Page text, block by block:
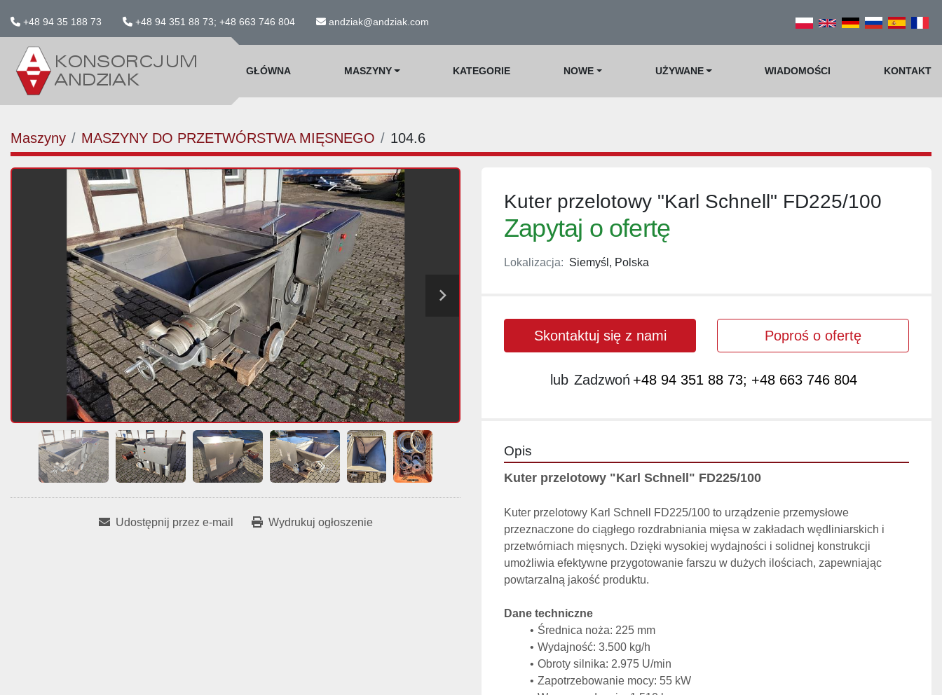
+48 94 35 188 73 +48 94 351 88 73; +48 663 746 804 andziak@andziak.com
GŁÓWNA MASZYNY KATEGORIE NOWE UŻYWANE WIADOMOŚCI KONTAKT
Maszyny MASZYNY DO PRZETWÓRSTWA MIĘSNEGO 104.6
Udostępnij przez e-mail Wydrukuj ogłoszenie
Kuter przelotowy "Karl Schnell" FD225/100
Zapytaj o ofertę
Lokalizacja: Siemyśl, Polska
Skontaktuj się z nami Poproś o ofertę
lub Zadzwoń +48 94 351 88 73; +48 663 746 804
Opis
Kuter przelotowy "Karl Schnell" FD225/100
Kuter przelotowy Karl Schnell FD225/100 to urządzenie przemysłowe
przeznaczone do ciągłego rozdrabniania mięsa w zakładach wędliniarskich i
przetwórniach mięsnych. Dzięki wysokiej wydajności i solidnej konstrukcji
umożliwia efektywne przygotowanie farszu w dużych ilościach, zapewniając
powtarzalną jakość produktu.
Dane techniczne
Średnica noża: 225 mm
Wydajność: 3.500 kg/h
Obroty silnika: 2.975 U/min
Zapotrzebowanie mocy: 55 kW